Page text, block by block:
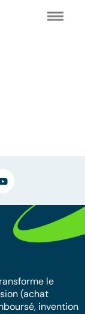
le
(achat
invention